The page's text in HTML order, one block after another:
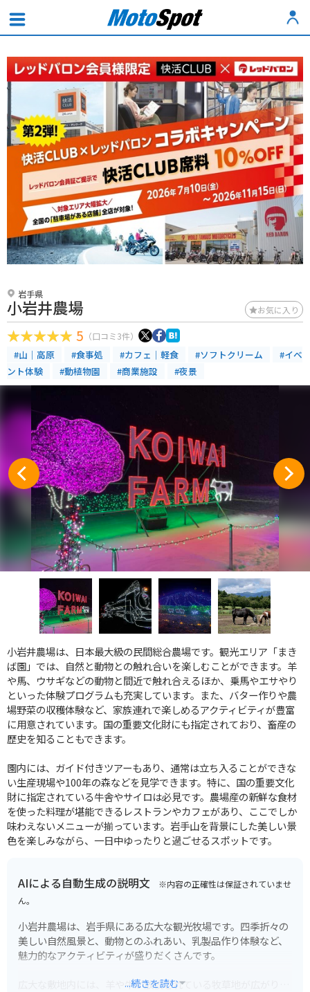
岩手県
小岩井農場 お気に入り
5 （口コミ3件）
#山｜高原 #食事処 #カフェ｜軽食 #ソフトクリーム
#イベ
ント体験
#動植物園 #商業施設 #夜景
小岩井農場は、日本最大級の民間総合農場です。観光エリア「まき
ば園」では、自然と動物との触れ合いを楽しむことができます。羊
や馬、ウサギなどの動物と間近で触れ合えるほか、乗馬やエサやり
といった体験プログラムも充実しています。また、バター作りや農
場野菜の収穫体験など、家族連れで楽しめるアクティビティが豊富
に用意されています。国の重要文化財にも指定されており、畜産の
歴史を知ることもできます。
園内には、ガイド付きツアーもあり、通常は立ち入ることができな
い生産現場や100年の森などを見学できます。特に、国の重要文化
財に指定されている牛舎やサイロは必見です。農場産の新鮮な食材
を使った料理が堪能できるレストランやカフェがあり、ここでしか
味わえないメニューが揃っています。岩手山を背景にした美しい景
色を楽しみながら、一日中ゆったりと過ごせるスポットです。
AIによる自動生成の説明文 ※内容の正確性は保証されていませ
ん。
小岩井農場は、岩手県にある広大な観光牧場です。四季折々の
美しい自然風景と、動物とのふれあい、乳製品作り体験など、
魅力的なアクティビティが盛りだくさんです。
広大な敷地内には、羊や牛が放牧されている牧草地が広がり、
...続きを読む